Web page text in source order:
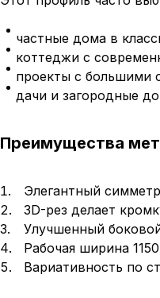
частные дома в
коттеджи с
проекты с большими
дачи и загородные
Преимущества
Элегантный
3D-рез делает
Улучшенный
Рабочая ширина
Вариативность по